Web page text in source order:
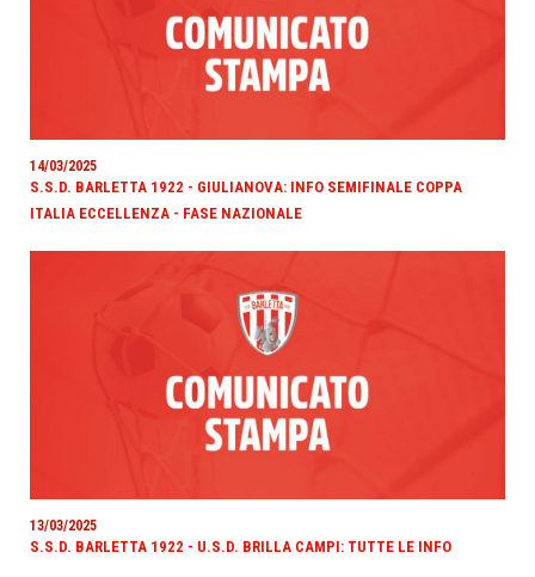
14/03/2025
S.S.D. BARLETTA 1922 - GIULIANOVA: INFO SEMIFINALE COPPA
ITALIA ECCELLENZA - FASE NAZIONALE
13/03/2025
S.S.D. BARLETTA 1922 - U.S.D. BRILLA CAMPI: TUTTE LE INFO